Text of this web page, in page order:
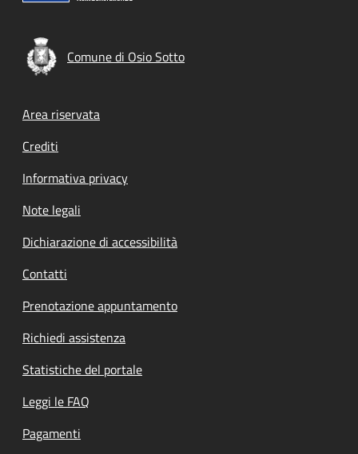
Comune di Osio Sotto
Footer menu
Area riservata
Crediti
Informativa privacy
Note legali
Dichiarazione di accessibilità
Contatti
Prenotazione appuntamento
Richiedi assistenza
Statistiche del portale
Leggi le FAQ
Pagamenti